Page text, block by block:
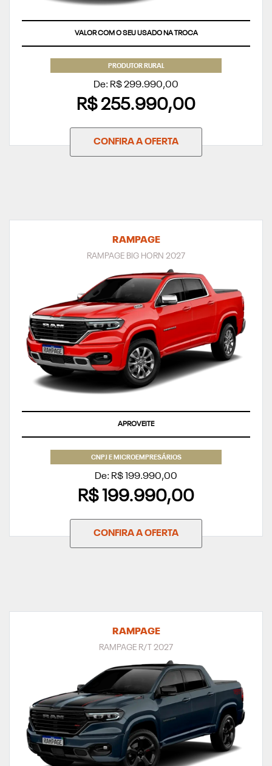
VALOR COM O SEU USADO NA TROCA
PRODUTOR RURAL
De: R$ 299.990,00
R$ 255.990,00
CONFIRA A OFERTA
RAMPAGE
RAMPAGE BIG HORN 2027
TAXA ZERO
APROVEITE
CNPJ E MICROEMPRESÁRIOS
De: R$ 199.990,00
R$ 199.990,00
CONFIRA A OFERTA
RAMPAGE
RAMPAGE R/T 2027